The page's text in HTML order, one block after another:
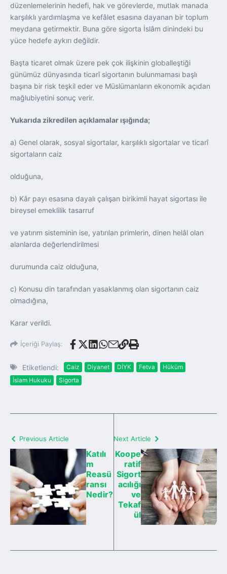
düzenlemelerinin hedefi, hak ve görevlerde, mutlak manada
karşılıklı yardımlaşma ve kefâlet esasına dayanan bir toplum
meydana getirmektir. Buna göre sigorta İslâm dinindeki bu
yüce hedefe aykırı değildir.
Başta ticaret olmak üzere pek çok ilişkinin globalleştiği
günümüz dünyasında ticarî sigortanın bulunmaması başlı
başına bir risk teşkil eder ve Müslümanların ekonomik açıdan
mağlubiyetini sonuç verir.
Yukarıda zikredilen açıklamalar ışığında;
a) Genel olarak, sosyal sigortalar, karşılıklı sigortalar ve ticarî
sigortaların caiz
olduğuna,
b) Kâr payı esasına dayalı çalışan birikimli hayat sigortası ile
bireysel emeklilik tasarruf
ve yatırım sisteminin ise, yatırılan primlerin, dinen helâl olan
alanlarda değerlendirilmesi
durumunda caiz olduğuna,
c) Konusu din tarafından yasaklanmış olan sigortanın caiz
olmadığına,
Karar verildi.
İçeriği Paylaş:
Etiketlendi: Caiz Diyanet DİYK Fetva
Hüküm
İslam Hukuku
Sigorta
Previous Article
Katılı
m
Reasü
ransı
Nedir?
Next Article
Koope
ratif
Sigort
acılığı
ve
Tekaf
ül